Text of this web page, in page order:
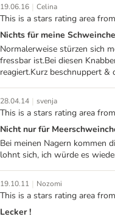
19.06.16 | Celina
This is a stars rating area
Nichts für meine
Normalerweise stürzen sich
fressbar ist.Bei diesen
reagiert.Kurz beschnuppert &
28.04.14 | svenja
This is a stars rating area
Nicht nur für
Bei meinen Nagern kommen
lohnt sich, ich würde es
19.10.11 | Nozomi
This is a stars rating area
Lecker !